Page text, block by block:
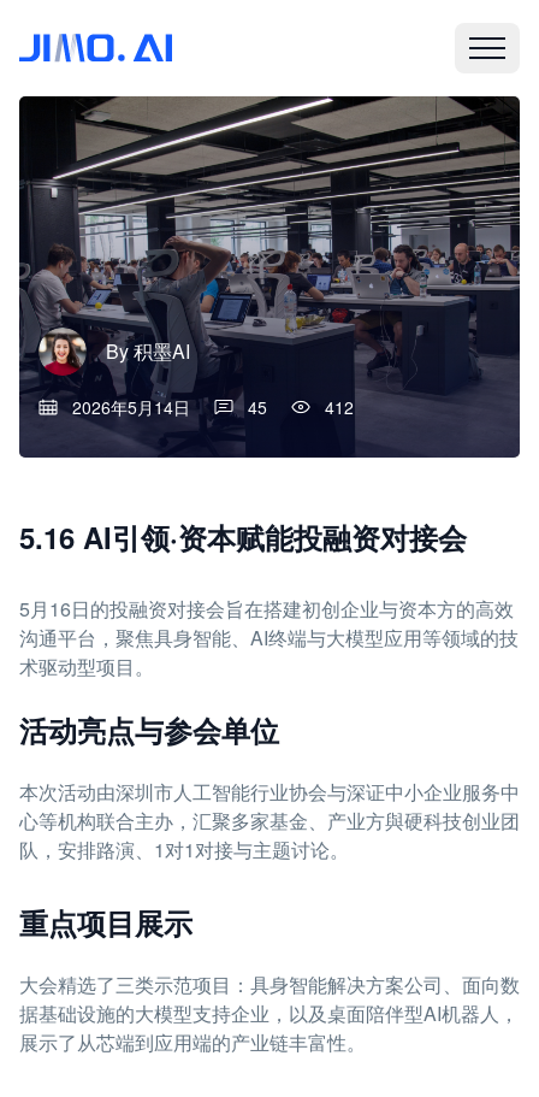
By积墨AI
2026年5月14日 45 412
5.16 AI引领·资本赋能投融资对接会
5月16日的投融资对接会旨在搭建初创企业与资本方的高效
沟通平台，聚焦具身智能、AI终端与大模型应用等领域的技
术驱动型项目。
活动亮点与参会单位
本次活动由深圳市人工智能行业协会与深证中小企业服务中
心等机构联合主办，汇聚多家基金、产业方與硬科技创业团
队，安排路演、1对1对接与主题讨论。
重点项目展示
大会精选了三类示范项目：具身智能解决方案公司、面向数
据基础设施的大模型支持企业，以及桌面陪伴型AI机器人，
展示了从芯端到应用端的产业链丰富性。